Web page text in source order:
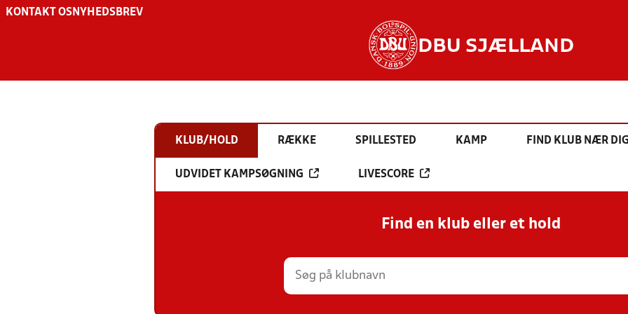
KONTAKT OS NYHEDSBREV
DBU SJÆLLAND
KLUB/HOLD RÆKKE SPILLESTED KAMP FIND KLUB NÆR
UDVIDET KAMPSØGNING LIVESCORE
Find en klub eller et hold